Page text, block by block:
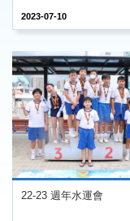
2023-07-10
22-23 週年水運會